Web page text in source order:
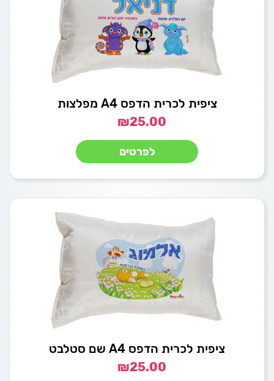
ציפית לכרית הדפס A4 מפלצות
₪25.00
לפרטים
ציפית לכרית הדפס A4 שם סטלבט
₪25.00